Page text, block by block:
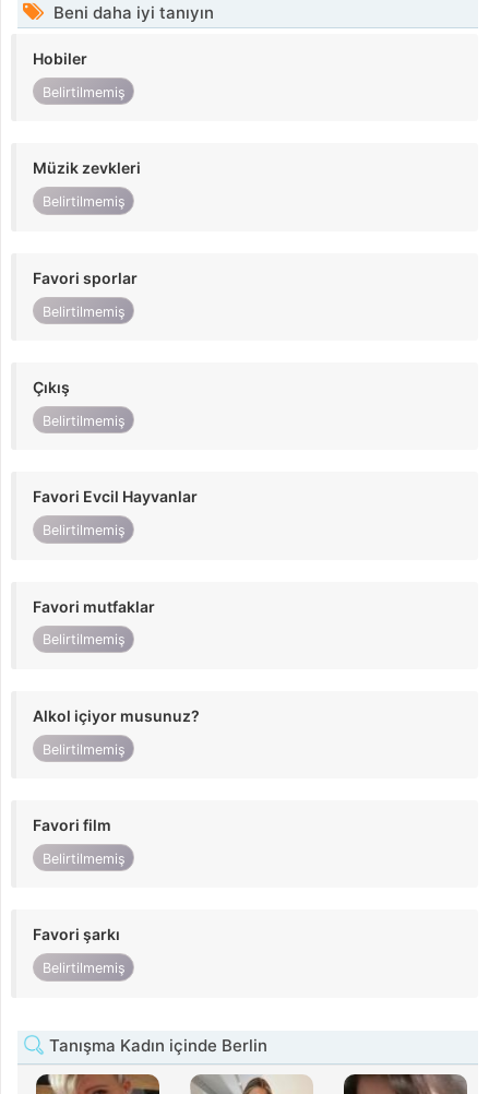
Beni daha iyi tanıyın
Hobiler
Belirtilmemiş
Müzik zevkleri
Belirtilmemiş
Favori sporlar
Belirtilmemiş
Çıkış
Belirtilmemiş
Favori Evcil Hayvanlar
Belirtilmemiş
Favori mutfaklar
Belirtilmemiş
Alkol içiyor musunuz?
Belirtilmemiş
Favori film
Belirtilmemiş
Favori şarkı
Belirtilmemiş
Tanışma Kadın içinde Berlin